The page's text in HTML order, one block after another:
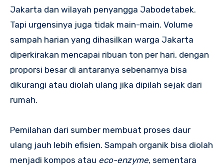
Jakarta dan wilayah penyangga Jabodetabek.
Tapi urgensinya juga tidak main-main. Volume
sampah harian yang dihasilkan warga Jakarta
diperkirakan mencapai ribuan ton per hari, dengan
proporsi besar di antaranya sebenarnya bisa
dikurangi atau diolah ulang jika dipilah sejak dari
rumah.
Pemilahan dari sumber membuat proses daur
ulang jauh lebih efisien. Sampah organik bisa diolah
menjadi kompos atau eco-enzyme, sementara